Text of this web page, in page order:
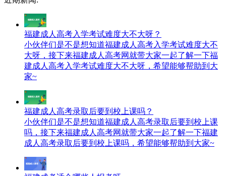
福建成人高考入学考试难度大不大呀？
小伙伴们是不是想知道福建成人高考入学考试难度大不
大呀，接下来福建成人高考网就带大家一起了解一下福
建成人高考入学考试难度大不大呀，希望能够帮助到大
家~
福建成人高考录取后要到校上课吗？
小伙伴们是不是想知道福建成人高考录取后要到校上课
吗，接下来福建成人高考网就带大家一起了解一下福建
成人高考录取后要到校上课吗，希望能够帮助到大家~